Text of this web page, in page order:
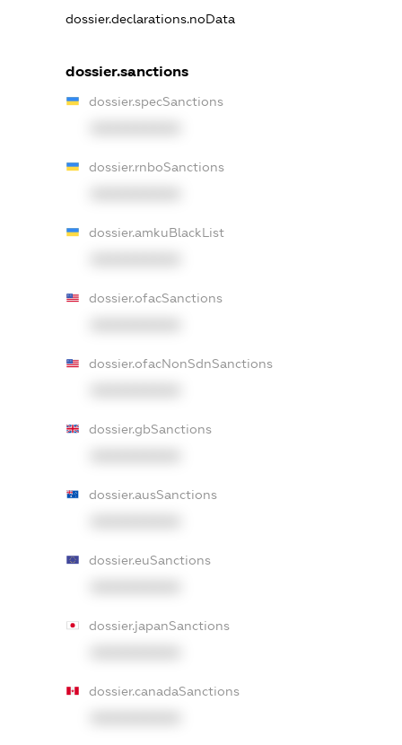
dossier.declarations.noData
dossier.sanctions
dossier.specSanctions
dossier.rnboSanctions
dossier.amkuBlackList
dossier.ofacSanctions
dossier.ofacNonSdnSanctions
dossier.gbSanctions
dossier.ausSanctions
dossier.euSanctions
dossier.japanSanctions
dossier.canadaSanctions